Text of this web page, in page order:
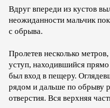
Вдруг впереди из кустов
неожиданности мальчик
с обрыва.
Пролетев несколько
уступ, находившийся
был вход в пещеру.
рядом и дальше по обрыву
отверстия. Вся верхняя